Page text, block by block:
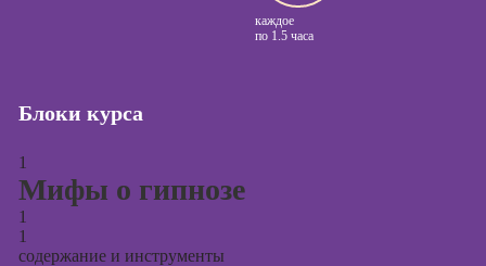
каждое
по 1.5 часа
Блоки курса
1
Мифы о гипнозе
1
1
содержание и инструменты